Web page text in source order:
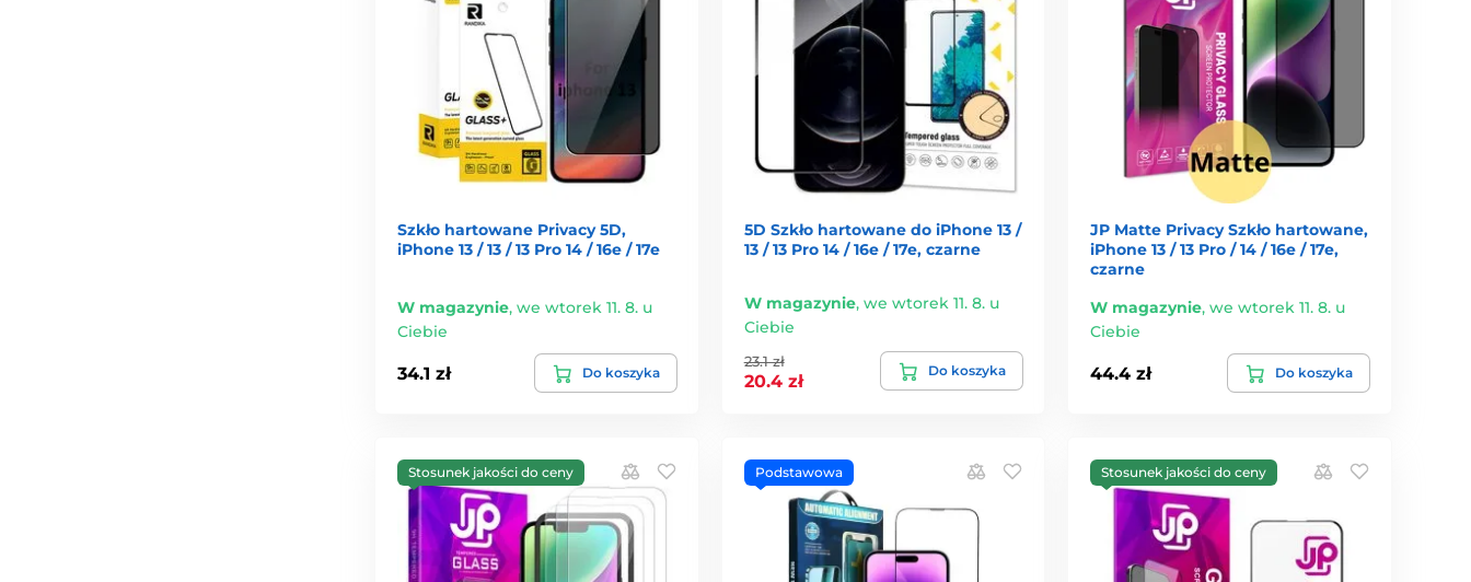
Szkło hartowane Privacy 5D,
iPhone 13 / 13 / 13 Pro 14 / 16e / 17e
W magazynie, we wtorek 11. 8. u
Ciebie
34.1 zł Do koszyka
5D Szkło hartowane do iPhone 13 /
13 / 13 Pro 14 / 16e / 17e, czarne
W magazynie, we wtorek 11. 8. u
Ciebie
23.1 zł
20.4 zł
Do koszyka
JP Matte Privacy Szkło hartowane,
iPhone 13 / 13 Pro / 14 / 16e / 17e,
czarne
W magazynie,we wtorek 11. 8. u
Ciebie
44.4 zł Do koszyka
Stosunek jakości do ceny Podstawowa Stosunek jakości do ceny